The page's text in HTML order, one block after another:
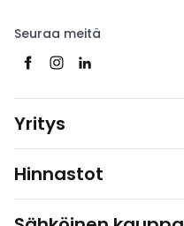
Seuraa meitä
Yritys
Hinnastot